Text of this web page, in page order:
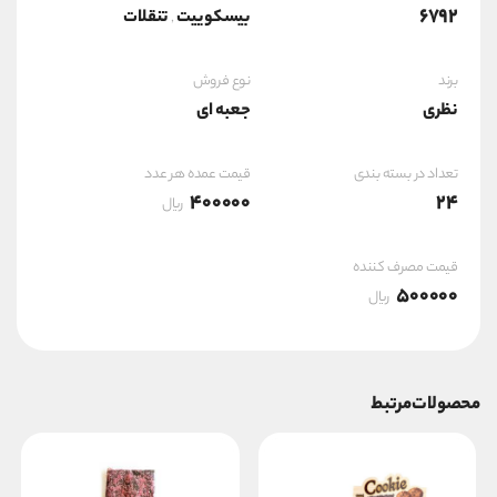
6792 بیسکوییت,تنقلات
برند
نظری
نوع فروش
جعبه ای
تعداد در بسته بندی
24
قیمت عمده هر عدد
400000 ریال
قیمت مصرف کننده
500000 ریال
محصولات مرتبط